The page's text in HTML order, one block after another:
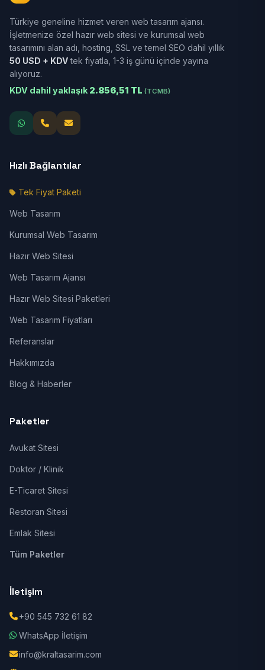
Türkiye geneline hizmet veren web tasarım ajansı.
İşletmenize özel hazır web sitesi ve kurumsal web
tasarımını alan adı, hosting, SSL ve temel SEO dahil yıllık
50 USD + KDVtek fiyatla, 1-3 iş günü içinde yayına
alıyoruz.
KDV dahil yaklaşık 2.856,51 TL (TCMB)
Hızlı Bağlantılar
Tek Fiyat Paketi
Web Tasarım
Kurumsal Web Tasarım
Hazır Web Sitesi
Web Tasarım Ajansı
Hazır Web Sitesi Paketleri
Web Tasarım Fiyatları
Referanslar
Hakkımızda
Blog & Haberler
Paketler
Avukat Sitesi
Doktor / Klinik
E-Ticaret Sitesi
Restoran Sitesi
Emlak Sitesi
Tüm Paketler
İletişim
+90 545 732 61 82
WhatsApp İletişim
info@kraltasarim.com